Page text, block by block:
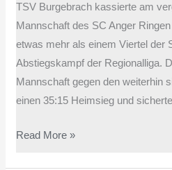
TSV Burgebrach kassierte am
Mannschaft des SC Anger
etwas mehr als einem Viertel der
Abstiegskampf der Regionalliga.
Mannschaft gegen den weiterhin
einen 35:15 Heimsieg und sicherte
Read More »